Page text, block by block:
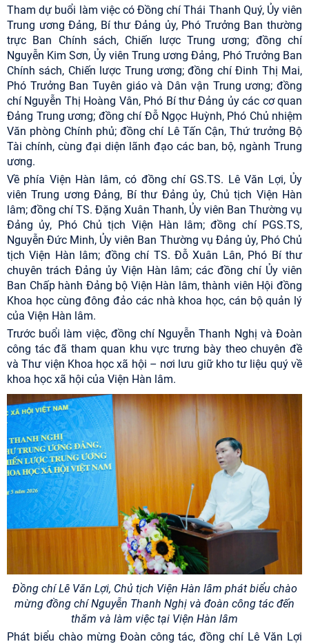
Tham dự buổi làm việc có Đồng chí Thái Thanh Quý, Ủy viên
Trung ương Đảng, Bí thư Đảng ủy, Phó Trưởng Ban thường
trực Ban Chính sách, Chiến lược Trung ương; đồng chí
Nguyễn Kim Sơn, Ủy viên Trung ương Đảng, Phó Trưởng Ban
Chính sách, Chiến lược Trung ương; đồng chí Đinh Thị Mai,
Phó Trưởng Ban Tuyên giáo và Dân vận Trung ương; đồng
chí Nguyễn Thị Hoàng Vân, Phó Bí thư Đảng ủy các cơ quan
Đảng Trung ương; đồng chí Đỗ Ngọc Huỳnh, Phó Chủ nhiệm
Văn phòng Chính phủ; đồng chí Lê Tấn Cận, Thứ trưởng Bộ
Tài chính, cùng đại diện lãnh đạo các ban, bộ, ngành Trung
ương.
Về phía Viện Hàn lâm, có đồng chí GS.TS. Lê Văn Lợi, Ủy
viên Trung ương Đảng, Bí thư Đảng ủy, Chủ tịch Viện Hàn
lâm; đồng chí TS. Đặng Xuân Thanh, Ủy viên Ban Thường vụ
Đảng ủy, Phó Chủ tịch Viện Hàn lâm; đồng chí PGS.TS,
Nguyễn Đức Minh, Ủy viên Ban Thường vụ Đảng ủy, Phó Chủ
tịch Viện Hàn lâm; đồng chí TS. Đỗ Xuân Lân, Phó Bí thư
chuyên trách Đảng ủy Viện Hàn lâm; các đồng chí Ủy viên
Ban Chấp hành Đảng bộ Viện Hàn lâm, thành viên Hội đồng
Khoa học cùng đông đảo các nhà khoa học, cán bộ quản lý
của Viện Hàn lâm.
Trước buổi làm việc, đồng chí Nguyễn Thanh Nghị và Đoàn
công tác đã tham quan khu vực trưng bày theo chuyên đề
và Thư viện Khoa học xã hội – nơi lưu giữ kho tư liệu quý về
khoa học xã hội của Viện Hàn lâm.
Đồng chí Lê Văn Lợi, Chủ tịch Viện Hàn lâm phát biểu chào
mừng đồng chí Nguyễn Thanh Nghị và đoàn công tác đến
thăm và làm việc tại Viện Hàn lâm
Phát biểu chào mừng Đoàn công tác, đồng chí Lê Văn Lợi